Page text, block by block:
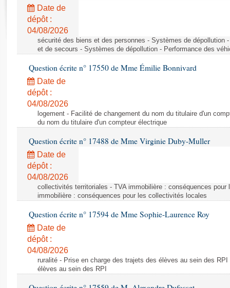
Rapports législatifs
Rapports sur l'application des lois
Baromètre de l’application des lois
Dossiers législatifs
Budget et sécurité sociale
Questions écrites et orales
Comptes rendus des débats
Date de
dépôt :
04/08/2026
sécurité des biens et des personnes - Systèmes de dépollution
et de secours - Systèmes de dépollution - Performance des
Question écrite n° 17550 de Mme Émilie Bonnivard
Date de
dépôt :
04/08/2026
logement - Facilité de changement du nom du titulaire d'un
du nom du titulaire d'un compteur électrique
Question écrite n° 17488 de Mme Virginie Duby-Muller
Date de
dépôt :
04/08/2026
collectivités territoriales - TVA immobilière : conséquences
immobilière : conséquences pour les collectivités locales
Question écrite n° 17594 de Mme Sophie-Laurence Roy
Date de
dépôt :
04/08/2026
ruralité - Prise en charge des trajets des élèves au sein des
élèves au sein des RPI